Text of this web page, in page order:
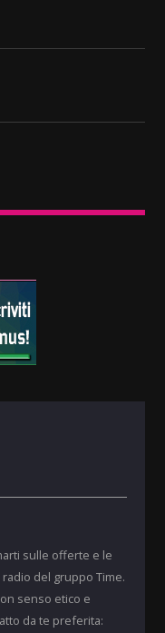
sulle offerte e le
del gruppo Time.
senso etico e
da te preferita: